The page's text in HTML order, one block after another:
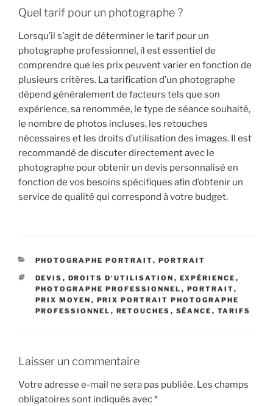
Quel tarif pour un photographe ?
Lorsqu’il s’agit de déterminer le tarif pour un
photographe professionnel, il est essentiel de
comprendre que les prix peuvent varier en fonction de
plusieurs critères. La tarification d’un photographe
dépend généralement de facteurs tels que son
expérience, sa renommée, le type de séance souhaité,
le nombre de photos incluses, les retouches
nécessaires et les droits d’utilisation des images. Il est
recommandé de discuter directement avec le
photographe pour obtenir un devis personnalisé en
fonction de vos besoins spécifiques afin d’obtenir un
service de qualité qui correspond à votre budget.
CATÉGORIES
PHOTOGRAPHE PORTRAIT, PORTRAIT
ÉTIQUETTES
DEVIS , DROITS D'UTILISATION , EXPÉRIENCE ,
PHOTOGRAPHE PROFESSIONNEL , PORTRAIT,
PRIX MOYEN , PRIX PORTRAIT PHOTOGRAPHE
PROFESSIONNEL , RETOUCHES , SÉANCE , TARIFS
Laisser un commentaire
Votre adresse e-mail ne sera pas publiée. Les champs
obligatoires sont indiqués avec*